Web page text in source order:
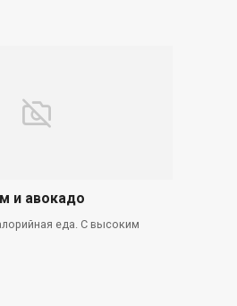
и авокадо
еда. С высоким